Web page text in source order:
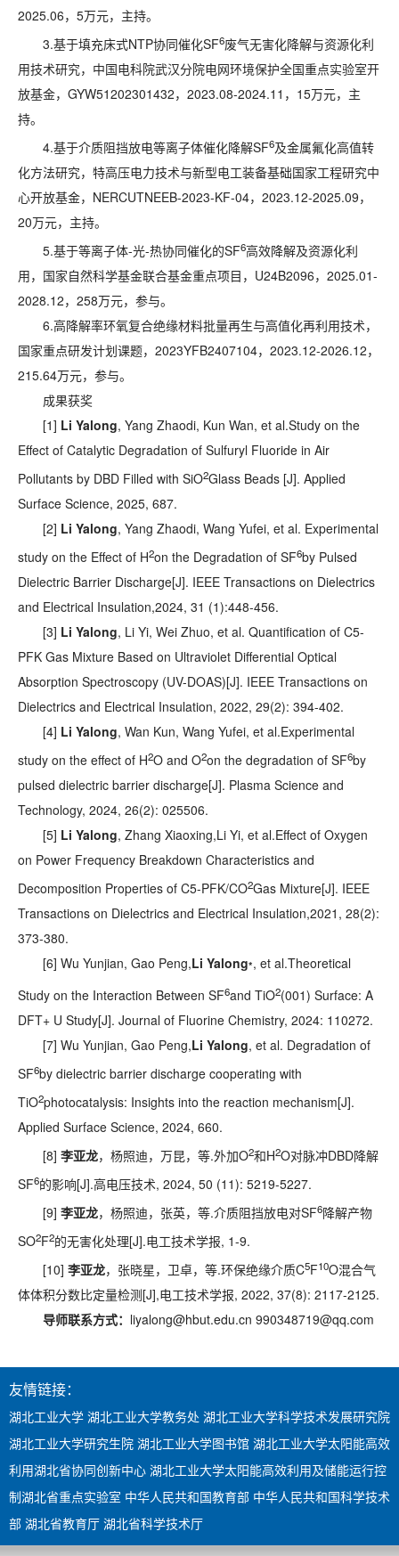
2025.06，5万元，主持。
3.基于填充床式NTP协同催化SF6废气无害化降解与资源化利
用技术研究，中国电科院武汉分院电网环境保护全国重点实验室开
放基金，GYW51202301432，2023.08-2024.11，15万元，主
持。
4.基于介质阻挡放电等离子体催化降解SF6及金属氟化高值转
化方法研究，特高压电力技术与新型电工装备基础国家工程研究中
心开放基金，NERCUTNEEB-2023-KF-04，2023.12-2025.09，
20万元，主持。
5.基于等离子体-光-热协同催化的SF6高效降解及资源化利
用，国家自然科学基金联合基金重点项目，U24B2096，2025.01-
2028.12，258万元，参与。
6.高降解率环氧复合绝缘材料批量再生与高值化再利用技术，
国家重点研发计划课题，2023YFB2407104，2023.12-2026.12，
215.64万元，参与。
成果获奖
[1] Li Yalong, Yang Zhaodi, Kun Wan, et al.Study on the
Effect of Catalytic Degradation of Sulfuryl Fluoride in Air
Pollutants by DBD Filled with SiO2Glass Beads [J]. Applied
Surface Science, 2025, 687.
[2] Li Yalong, Yang Zhaodi, Wang Yufei, et al. Experimental
study on the Effect of H2on the Degradation of SF6by Pulsed
Dielectric Barrier Discharge[J]. IEEE Transactions on Dielectrics
and Electrical Insulation,2024, 31 (1):448-456.
[3] Li Yalong, Li Yi, Wei Zhuo, et al. Quantification of C5-
PFK Gas Mixture Based on Ultraviolet Differential Optical
Absorption Spectroscopy (UV-DOAS)[J]. IEEE Transactions on
Dielectrics and Electrical Insulation, 2022, 29(2): 394-402.
[4] Li Yalong, Wan Kun, Wang Yufei, et al.Experimental
study on the effect of H2O and O2on the degradation of SF6by
pulsed dielectric barrier discharge[J]. Plasma Science and
Technology, 2024, 26(2): 025506.
[5] Li Yalong, Zhang Xiaoxing,Li Yi, et al.Effect of Oxygen
on Power Frequency Breakdown Characteristics and
Decomposition Properties of C5-PFK/CO2Gas Mixture[J]. IEEE
Transactions on Dielectrics and Electrical Insulation,2021, 28(2):
373-380.
[6] Wu Yunjian, Gao Peng,Li Yalong*, et al.Theoretical
Study on the Interaction Between SF6and TiO2(001) Surface: A
DFT+ U Study[J]. Journal of Fluorine Chemistry, 2024: 110272.
[7] Wu Yunjian, Gao Peng,Li Yalong, et al. Degradation of
SF6by dielectric barrier discharge cooperating with
TiO2photocatalysis: Insights into the reaction mechanism[J].
Applied Surface Science, 2024, 660.
[8] 李亚龙，杨照迪，万昆，等.外加O2和H2O对脉冲DBD降解
SF6的影响[J].高电压技术, 2024, 50 (11): 5219-5227.
[9] 李亚龙，杨照迪，张英，等.介质阻挡放电对SF6降解产物
SO2F2的无害化处理[J].电工技术学报, 1-9.
[10] 李亚龙，张晓星，卫卓，等.环保绝缘介质C5F10O混合气
体体积分数比定量检测[J],电工技术学报, 2022, 37(8): 2117-2125.
导师联系方式： liyalong@hbut.edu.cn 990348719@qq.com
友情链接：
湖北工业大学 湖北工业大学教务处 湖北工业大学科学技术发展研究院
湖北工业大学研究生院 湖北工业大学图书馆 湖北工业大学太阳能高效
利用湖北省协同创新中心 湖北工业大学太阳能高效利用及储能运行控
制湖北省重点实验室 中华人民共和国教育部 中华人民共和国科学技术
部 湖北省教育厅 湖北省科学技术厅